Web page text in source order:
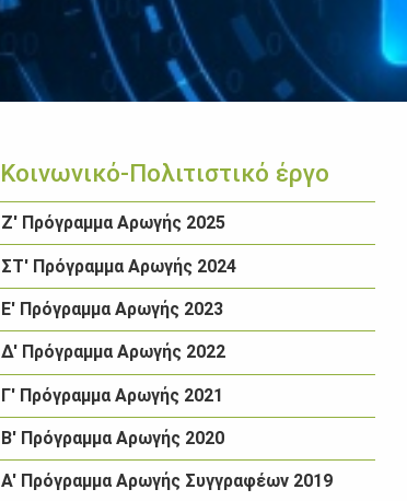
Κοινωνικό-Πολιτιστικό έργο
Ζ' Πρόγραμμα Αρωγής 2025
ΣΤ' Πρόγραμμα Αρωγής 2024
Ε' Πρόγραμμα Αρωγής 2023
Δ' Πρόγραμμα Αρωγής 2022
Γ' Πρόγραμμα Αρωγής 2021
Β' Πρόγραμμα Αρωγής 2020
Α' Πρόγραμμα Αρωγής Συγγραφέων 2019